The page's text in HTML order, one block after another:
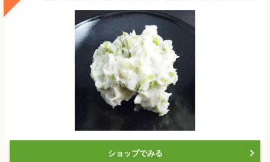
ショップでみる